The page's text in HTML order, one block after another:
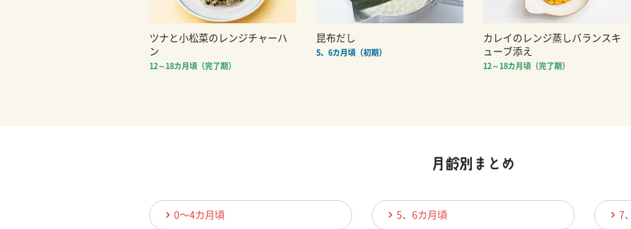
ツナと小松菜のレンジチャーハ
ン
12～18カ月頃（完了期）
昆布だし
5、6カ月頃（初期）
カレイのレンジ蒸しバランスキ
ューブ添え
12～18カ月頃（完了期）
0〜4カ月頃 5、6カ月頃 7